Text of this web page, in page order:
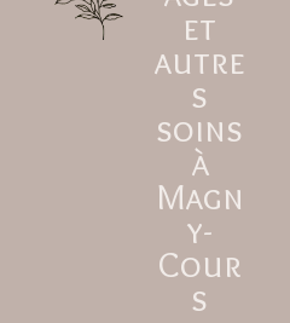
et
autre
s
soins
à
Magn
y-
Cour
s